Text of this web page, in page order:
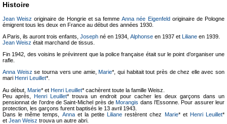
Histoire
Jean Weisz originaire de Hongrie et sa femmeAnna née Eigenfeldoriginaire de Pologne
émigrent tous les deux en France au début des années 1930.
A Paris, ils auront trois enfants, Joseph né en 1934, Alphonse en 1937 et Liliane en 1939.
Jean Weisz était marchand de tissus.
Fin 1942, des voisins le prévinrent que la police française était sur le point d’organiser une
rafle.
Anna Weisz se tourna vers une amie,Marie*, qui habitait tout près de chez elle avec son
mari Henri Leuillet*.
Au début, Marie* et Henri Leuillet* cachèrent toute la famille Weisz.
Peu après,Henri Leuillet* trouva un endroit pour cacher les deux garçons dans un
pensionnat de l’ordre de Saint-Michel près deMorangis dans l’Essonne. Pour assurer leur
protection, les garçons furent baptisés le 13 avril 1943.
Dans le même temps, Annaet la petiteLiliane restèrent chez Marie* et Henri Leuillet*
et Jean Weisz trouva un autre abri.